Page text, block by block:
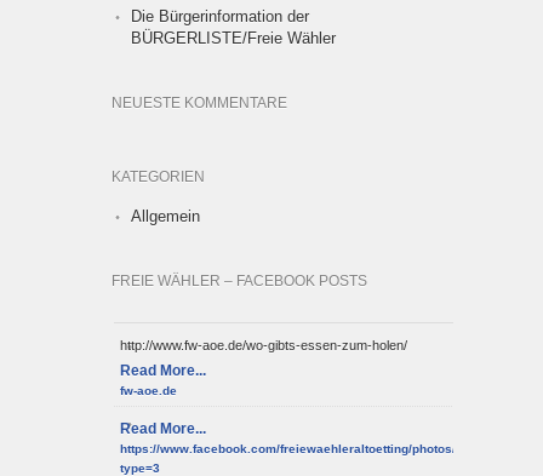
Die Bürgerinformation der
BÜRGERLISTE/Freie Wähler
NEUESTE KOMMENTARE
KATEGORIEN
Allgemein
FREIE WÄHLER – FACEBOOK POSTS
http://www.fw-aoe.de/wo-gibts-essen-zum-holen/
Read More...
fw-aoe.de
Read More...
https://www.facebook.com/freiewaehleraltoetting/photos/
type=3